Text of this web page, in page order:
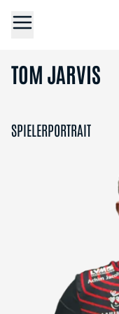
TOM JARVIS
SPIELERPORTRAIT